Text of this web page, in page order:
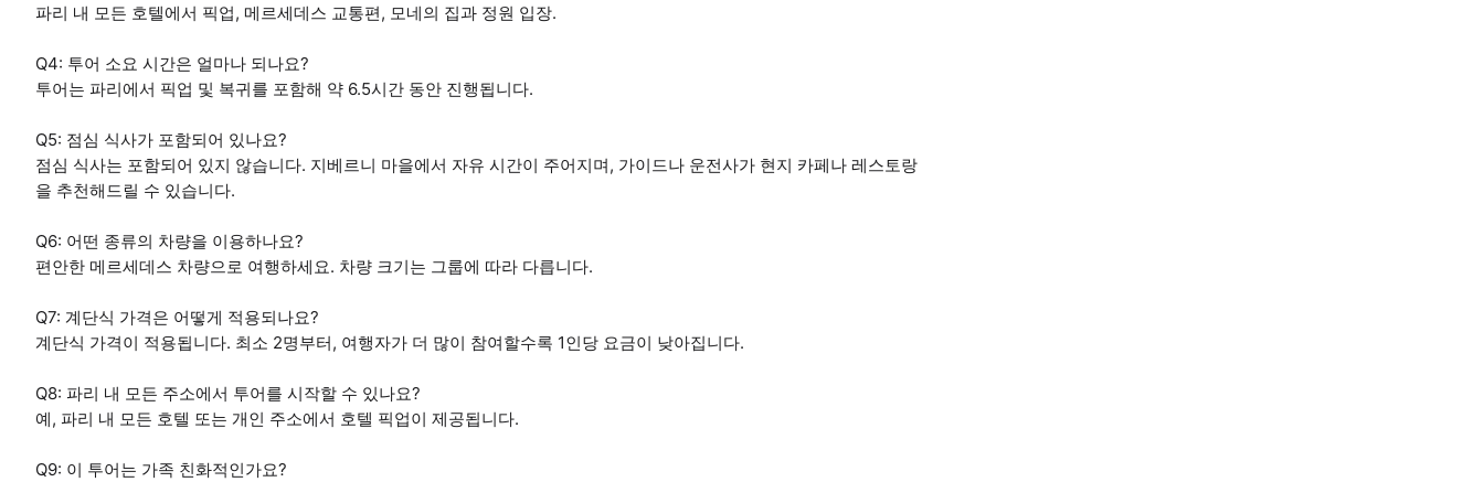
파리 내 모든 호텔에서 픽업, 메르세데스 교통편, 모네의 집과 정원 입장.
Q4: 투어 소요 시간은 얼마나 되나요?
투어는 파리에서 픽업 및 복귀를 포함해 약 6.5시간 동안 진행됩니다.
Q5: 점심 식사가 포함되어 있나요?
점심 식사는 포함되어 있지 않습니다. 지베르니 마을에서 자유 시간이 주어지며, 가이드나 운전사가 현지 카페나 레스토랑
을 추천해드릴 수 있습니다.
Q6: 어떤 종류의 차량을 이용하나요?
편안한 메르세데스 차량으로 여행하세요. 차량 크기는 그룹에 따라 다릅니다.
Q7: 계단식 가격은 어떻게 적용되나요?
계단식 가격이 적용됩니다. 최소 2명부터, 여행자가 더 많이 참여할수록 1인당 요금이 낮아집니다.
Q8: 파리 내 모든 주소에서 투어를 시작할 수 있나요?
예, 파리 내 모든 호텔 또는 개인 주소에서 호텔 픽업이 제공됩니다.
Q9: 이 투어는 가족 친화적인가요?